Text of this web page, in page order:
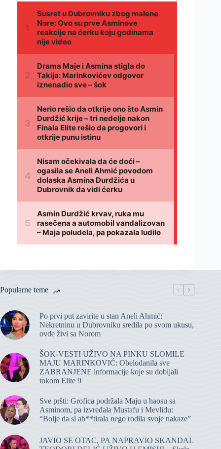
Popularne teme
Po prvi put zavirite u stan Aneli Ahmić:
Nekretninu u Dubrovniku sredila po svom ukusu,
ovde živi sa Norom
ŠOK-VESTI UŽIVO NA PINKU SLOMILE
MAJU MARINKOVIĆ: Obelodanila sve
ZABRANJENE informacije koje su dobijali
tokom Elite 9
Sve pršti: Grofica podržala Maju u haosu sa
Asminom, pa izvređala Mustafu i Mevlidu:
“Bolje da si ab**tirala nego rodila svoje nakaze”
JAVIO SE OTAC, PA NAPRAVIO SKANDAL